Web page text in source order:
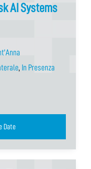
AI Systems
, In Presenza
Vedi tutti i Dettagli e le Date